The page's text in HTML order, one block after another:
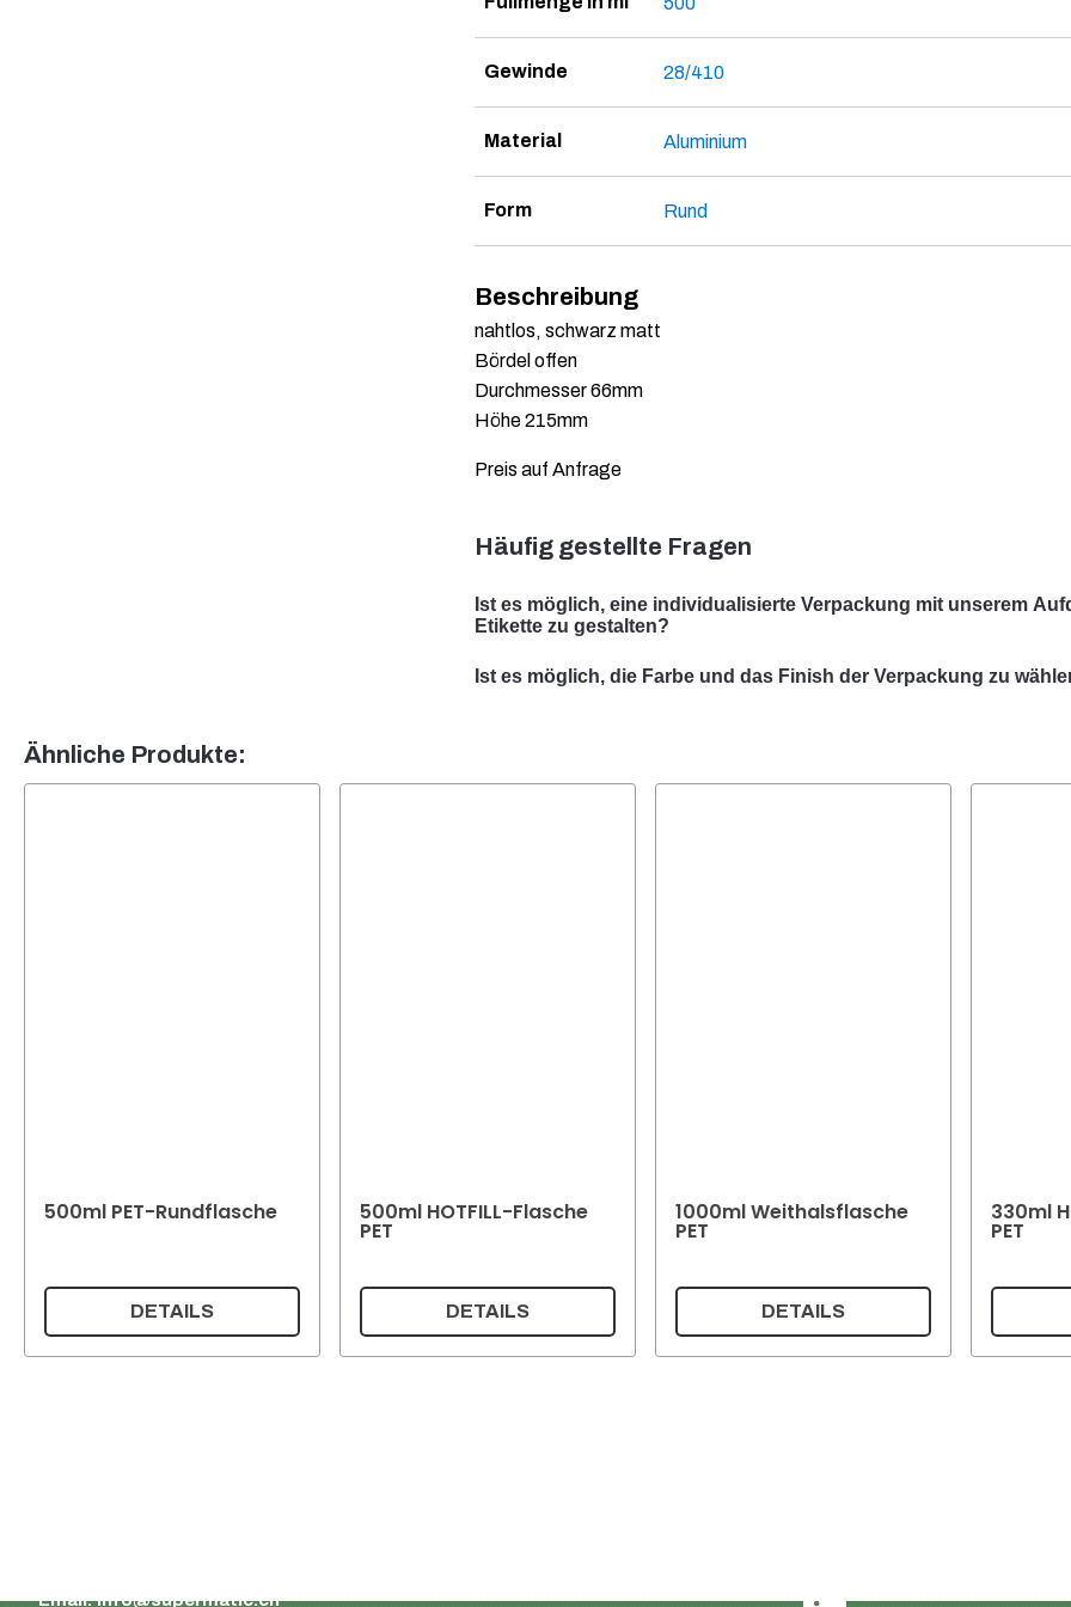
Gewinde 28/410
Material Aluminium
Form Rund
Beschreibung
nahtlos, schwarz matt
Bördel offen
Durchmesser 66mm
Höhe 215mm
Preis auf Anfrage
Häufig gestellte Fragen
Ist es möglich, eine individualisierte Verpackung mit unserem
Etikette zu gestalten?
ist darauf spezialisiert, massgeschneiderte Verpackungslösungen zu
Ist es möglich, die Farbe und das Finish der Verpackung zu
Ähnliche Produkte:
500ml PET-Rundflasche
DETAILS
500ml HOTFILL-Flasche
PET
DETAILS
1000ml Weithalsflasche
PET
DETAILS
330ml
PET
Email:info@supermatic.ch